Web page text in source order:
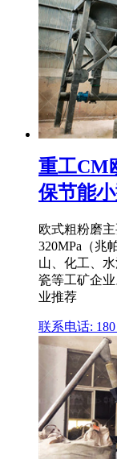
重工CM
保节能
欧式粗粉磨
320MPa（兆
山、化工、
瓷等工矿企
业推荐
联系电话: 180